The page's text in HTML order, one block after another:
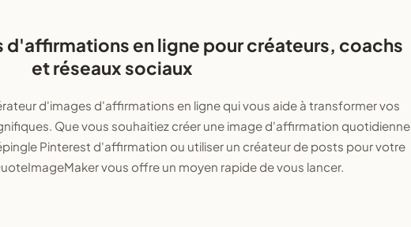
d'affirmations en ligne pour créateurs, coachs
et réseaux sociaux
d'images d'affirmations en ligne qui vous aide à transformer vos
Que vous souhaitiez créer une image d'affirmation quotidienne
Pinterest d'affirmation ou utiliser un créateur de posts pour votre
vous offre un moyen rapide de vous lancer.